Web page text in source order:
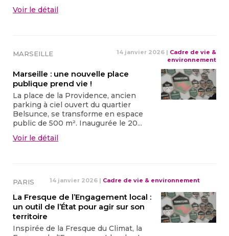
Voir le détail
MARSEILLE 14 janvier 2026 | Cadre de vie &
environnement
Marseille : une nouvelle place
publique prend vie !
La place de la Providence, ancien
parking à ciel ouvert du quartier
Belsunce, se transforme en espace
public de 500 m². Inaugurée le 20...
Voir le détail
PARIS 14 janvier 2026 | Cadre de vie & environnement
La Fresque de l’Engagement local :
un outil de l’État pour agir sur son
territoire
Inspirée de la Fresque du Climat, la